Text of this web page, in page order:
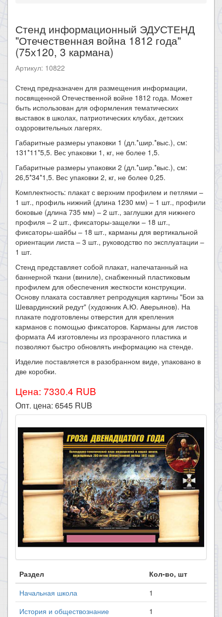
Стенд информационный ЭДУСТЕНД
"Отечественная война 1812 года"
(75х120, 3 кармана)
Артикул: 10822
Стенд предназначен для размещения информации,
посвященной Отечественной войне 1812 года. Может
быть использован для оформления тематических
выставок в школах, патриотических клубах, детских
оздоровительных лагерях.
Габаритные размеры упаковки 1 (дл.*шир.*выс.), см:
131*11*5,5. Вес упаковки 1, кг, не более 1,5.
Габаритные размеры упаковки 2 (дл.*шир.*выс.), см:
26,5*34*1,5. Вес упаковки 2, кг, не более 0,25.
Комплектность: плакат с верхним профилем и петлями –
1 шт., профиль нижний (длина 1230 мм) – 1 шт., профили
боковые (длина 735 мм) – 2 шт., заглушки для нижнего
профиля – 2 шт., фиксаторы-защелки – 18 шт.,
фиксаторы-шайбы – 18 шт., карманы для вертикальной
ориентации листа – 3 шт., руководство по эксплуатации –
1 шт.
Стенд представляет собой плакат, напечатанный на
баннерной ткани (виниле), снабженный пластиковым
профилем для обеспечения жесткости конструкции.
Основу плаката составляет репродукция картины "Бои за
Шевардинский редут" (художник А.Ю. Аверьянов). На
плакате подготовлены отверстия для крепления
карманов с помощью фиксаторов. Карманы для листов
формата А4 изготовлены из прозрачного пластика и
позволяют быстро обновлять информацию на стенде.
Изделие поставляется в разобранном виде, упаковано в
две коробки.
Цена: 7330.4 RUB
Опт. цена: 6545 RUB
Раздел
Кол-во, шт
Начальная школа
1
История и обществознание
1